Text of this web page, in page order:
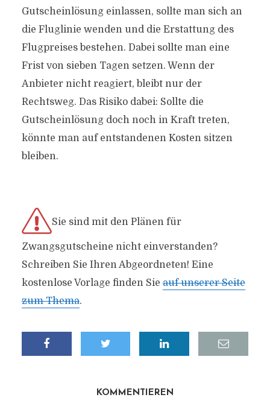
Gutscheinlösung einlassen, sollte man sich an
die Fluglinie wenden und die Erstattung des
Flugpreises bestehen. Dabei sollte man eine
Frist von sieben Tagen setzen. Wenn der
Anbieter nicht reagiert, bleibt nur der
Rechtsweg. Das Risiko dabei: Sollte die
Gutscheinlösung doch noch in Kraft treten,
könnte man auf entstandenen Kosten sitzen
bleiben.
Sie sind mit den Plänen für
Zwangsgutscheine nicht einverstanden?
Schreiben Sie Ihren Abgeordneten! Eine
kostenlose Vorlage finden Sieauf unserer Seite
zum Thema.
KOMMENTIEREN